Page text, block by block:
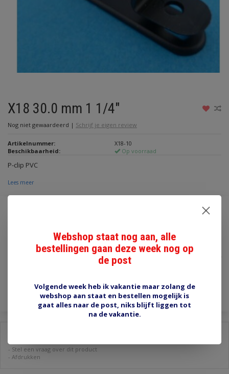
X18 30.0 mm 1 1/4"
Nog niet gewaardeerd | Schrijf je eigen review
Artikelnummer:
X18-10
Beschikbaarheid:
Op voorraad
P-clip PVC
Lees meer
- Stel een vraag over dit product
- Afdrukken
Webshop staat nog aan, alle
bestellingen gaan deze week nog op
de post
Volgende week heb ik vakantie maar zolang de
webshop aan staat en bestellen mogelijk is
gaat alles naar de post, niks blijft liggen tot
na de vakantie.